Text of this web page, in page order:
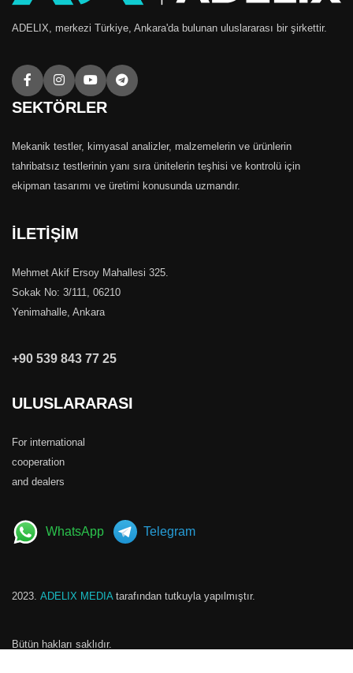
ADELIX, merkezi Türkiye, Ankara'da bulunan uluslararası bir şirkettir.
SEKTÖRLER
Mekanik testler, kimyasal analizler, malzemelerin ve ürünlerin
tahribatsız testlerinin yanı sıra ünitelerin teşhisi ve kontrolü için
ekipman tasarımı ve üretimi konusunda uzmandır.
İLETİŞİM
Mehmet Akif Ersoy Mahallesi 325.
Sokak No: 3/111, 06210
Yenimahalle, Ankara
+90 539 843 77 25
ULUSLARARASI
For international
cooperation
and dealers
WhatsApp Telegram
2023. ADELIX MEDIA tarafından tutkuyla yapılmıştır.
Bütün hakları saklıdır.